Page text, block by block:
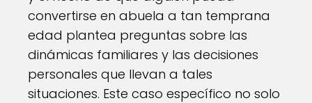
convertirse en abuela a tan temprana
edad plantea preguntas sobre las
dinámicas familiares y las decisiones
personales que llevan a tales
situaciones. Este caso específico no solo